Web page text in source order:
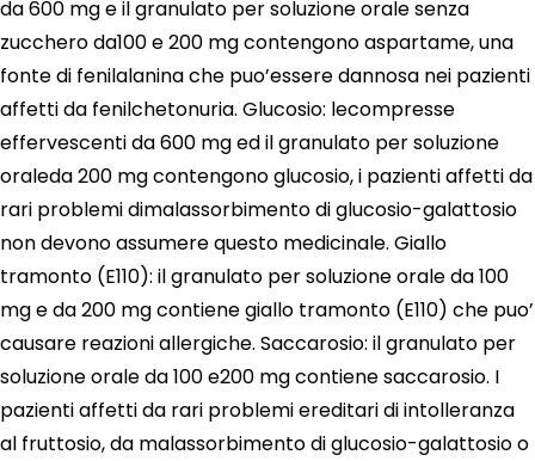
da 600 mg e il granulato per soluzione orale senza
zucchero da100 e 200 mg contengono aspartame, una
fonte di fenilalanina che puo’essere dannosa nei pazienti
affetti da fenilchetonuria. Glucosio: lecompresse
effervescenti da 600 mg ed il granulato per soluzione
oraleda 200 mg contengono glucosio, i pazienti affetti da
rari problemi dimalassorbimento di glucosio-galattosio
non devono assumere questo medicinale. Giallo
tramonto (E110): il granulato per soluzione orale da 100
mg e da 200 mg contiene giallo tramonto (E110) che puo’
causare reazioni allergiche. Saccarosio: il granulato per
soluzione orale da 100 e200 mg contiene saccarosio. I
pazienti affetti da rari problemi ereditari di intolleranza
al fruttosio, da malassorbimento di glucosio-galattosio o